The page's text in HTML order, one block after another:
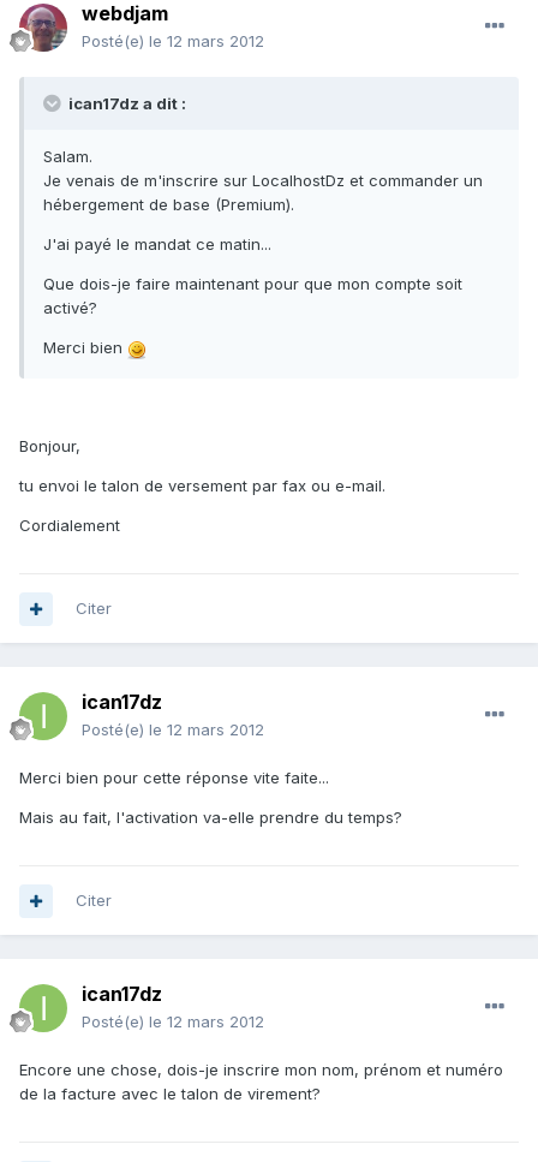
webdjam
Posté(e) le 12 mars 2012
ican17dz a dit :
Salam.
Je venais de m'inscrire sur LocalhostDz et commander un
hébergement de base (Premium).
J'ai payé le mandat ce matin...
Que dois-je faire maintenant pour que mon compte soit
activé?
Merci bien
Bonjour,
tu envoi le talon de versement par fax ou e-mail.
Cordialement
Citer
ican17dz
Posté(e) le 12 mars 2012
Merci bien pour cette réponse vite faite...
Mais au fait, l'activation va-elle prendre du temps?
Citer
ican17dz
Posté(e) le 12 mars 2012
Encore une chose, dois-je inscrire mon nom, prénom et numéro
de la facture avec le talon de virement?